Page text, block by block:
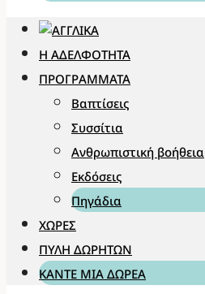
Η ΑΔΕΛΦΌΤΗΤΑ
ΠΡΟΓΡΆΜΜΑΤΑ
Βαπτίσεις
Συσσίτια
Ανθρωπιστική βοήθεια
Εκδόσεις
Πηγάδια
ΧΏΡΕΣ
ΠΎΛΗ ΔΩΡΗΤΏΝ
ΚΆΝΤΕ ΜΊΑ ΔΩΡΕΆ